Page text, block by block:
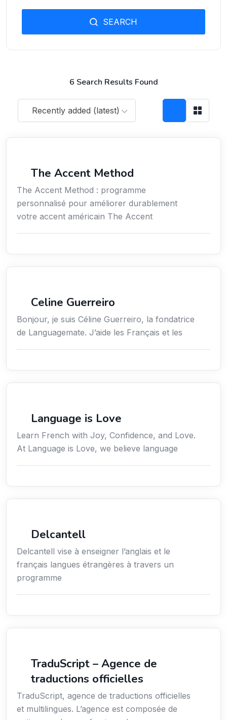
6 Search Results Found
Recently added (latest)
The Accent Method
The Accent Method : programme
personnalisé pour améliorer durablement
votre accent américain The Accent
Celine Guerreiro
Bonjour, je suis Céline Guerreiro, la fondatrice
de Languagemate. J’aide les Français et les
Language is Love
Learn French with Joy, Confidence, and Love.
At Language is Love, we believe language
Delcantell
Delcantell vise à enseigner l’anglais et le
français langues étrangères à travers un
programme
TraduScript – Agence de
traductions officielles
TraduScript, agence de traductions officielles
et multilingues. L’agence est composée de
SEARCH